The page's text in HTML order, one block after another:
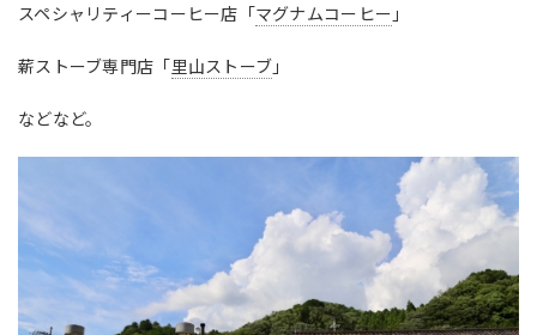
スペシャリティーコーヒー店「マグナムコーヒー 」
薪ストーブ専門店「里山ストーブ 」
などなど。